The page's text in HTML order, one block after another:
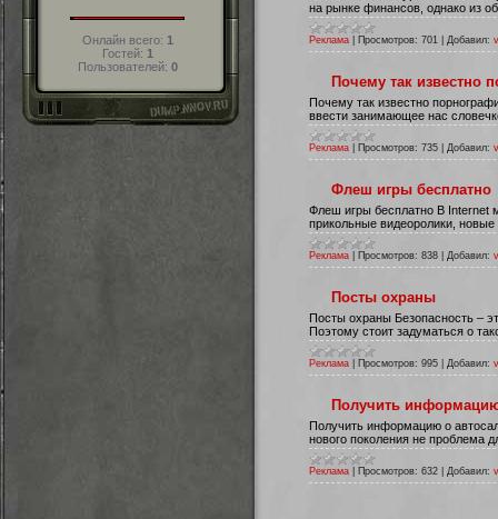
Онлайн всего: 1
Гостей: 1
Пользователей: 0
на рынке финансов, однако из
Реклама Просмотров: 701 Добавил:
Почему так известно
Почему так известно
ввести занимающее нас
Реклама Просмотров: 735 Добавил:
Флеш игры бесплатно
Флеш игры бесплатно В Internet
прикольные видеоролики,
Реклама Просмотров: 838 Добавил:
Посты охраны
Посты охраны Безопасность –
Поэтому стоит задуматься о
Реклама Просмотров: 995 Добавил:
Получить
Получить информацию о
нового поколения не проблема
Реклама Просмотров: 632 Добавил: